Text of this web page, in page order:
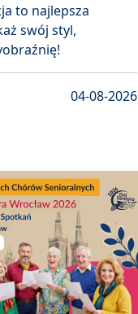
to najlepsza
swój styl,
04-08-2026